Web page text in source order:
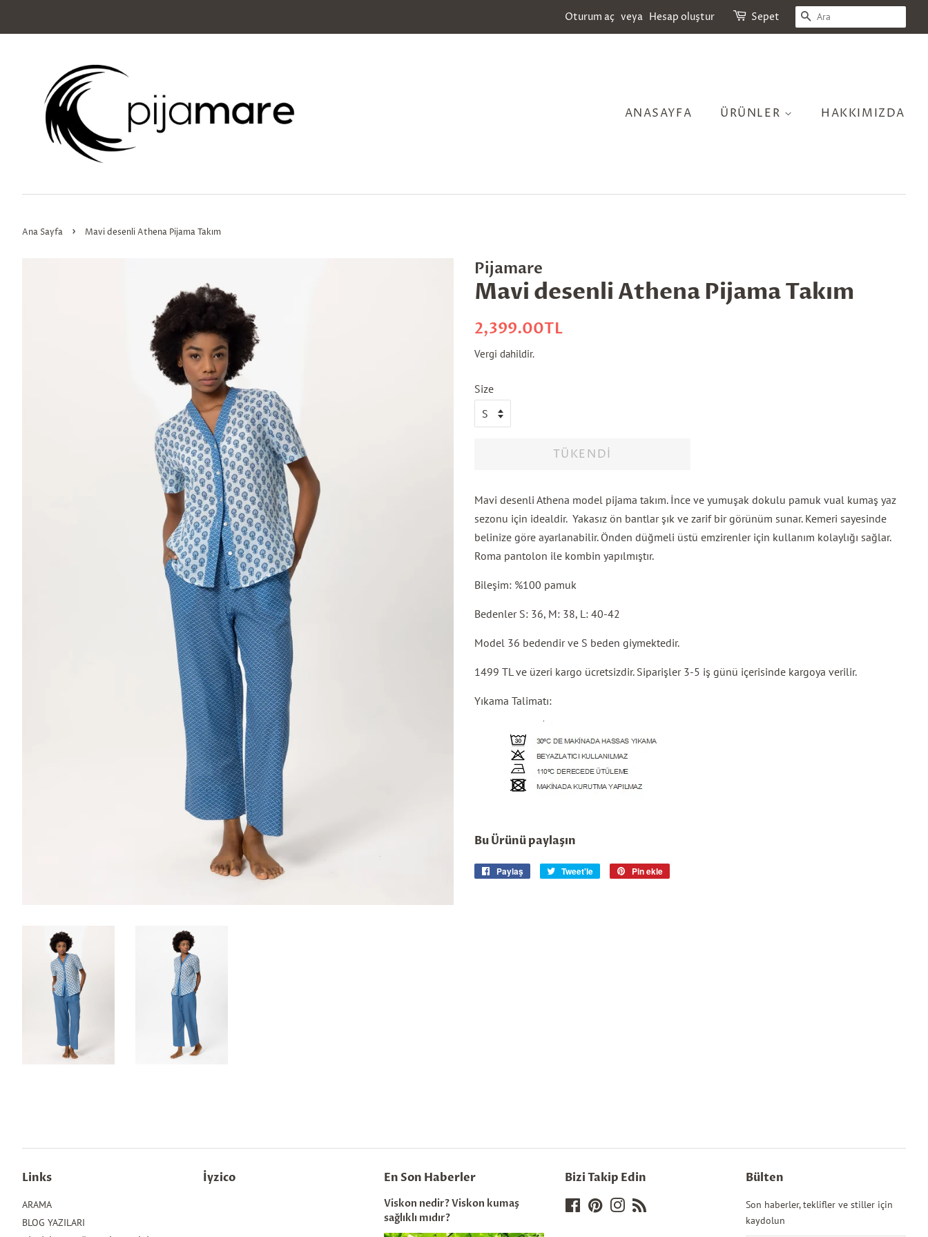
Oturum aç veya Hesap oluştur Sepet ARA
ANASAYFA ÜRÜNLER HAKKIMIZDA
Ana Sayfa › Mavi desenli Athena Pijama Takım
Pijamare
Mavi desenli Athena Pijama Takım
Normal
2,399.00TL
Vergi dahildir.
Size
TÜKENDI
Mavi desenli Athena model pijama takım. İnce ve yumuşak dokulu pamuk vual kumaş yaz
sezonu için idealdir. Yakasız ön bantlarşık ve zarif bir görünüm sunar. Kemeri sayesinde
belinize göre ayarlanabilir. Önden düğmeli üstü emzirenler için kullanım kolaylığı sağlar.
Roma pantolon ile kombin yapılmıştır.
Bileşim: %100 pamuk
Bedenler S: 36, M: 38, L: 40-42
Model 36 bedendir ve S beden giymektedir.
1499 TL ve üzeri kargo ücretsizdir. Siparişler 3-5 iş günü içerisinde kargoya verilir.
Yıkama Talimatı:
Bu Ürünü paylaşın
Paylaş
Facebook'taTweet'le
Twitter'daPin ekle
Links
ARAMA
BLOG YAZILARI
İyzico En Son Haberler
Viskon nedir? Viskon kumaş
sağlıklı mıdır?
Bizi Takip Edin
FacebookPinterestInstagram
Bülten
Son haberler, teklifler ve stiller için
kaydolun